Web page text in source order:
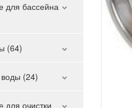
для бассейна
(64)
(24)
для очистки